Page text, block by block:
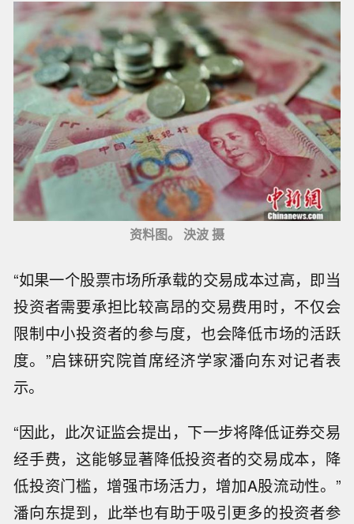
资料图。 泱波 摄
“如果一个股票市场所承载的交易成本过高，即当
投资者需要承担比较高昂的交易费用时，不仅会
限制中小投资者的参与度，也会降低市场的活跃
度。”启铼研究院首席经济学家潘向东对记者表
示。
“因此，此次证监会提出，下一步将降低证券交易
经手费，这能够显著降低投资者的交易成本，降
低投资门槛，增强市场活力，增加A股流动性。”
潘向东提到，此举也有助于吸引更多的投资者参